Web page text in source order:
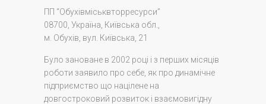
ПП “Обухівміськвторресурси”
08700, Україна, Київська обл.,
м. Обухів, вул. Київська, 21
Було зановане в 2002 році і з перших місяців
роботи заявило про себе, як про динамічне
підприємство що націлене на
довгостроковий розвиток і взаємовигідну